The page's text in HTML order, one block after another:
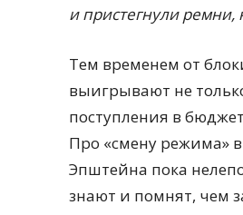
и пристегнули ремни,
Тем временем от
выигрывают не
поступления в
Про «смену режима»
Эпштейна пока
знают и помнят, чем